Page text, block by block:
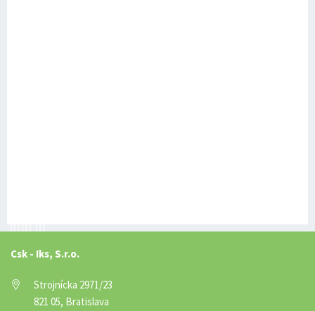
Csk - Iks, S.r.o.
Strojnícka 2971/23
821 05, Bratislava